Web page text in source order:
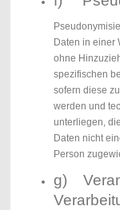
Daten in einer
ohne
spezifischen
sofern diese
werden und
unterliegen,
Daten nicht
Person
g)